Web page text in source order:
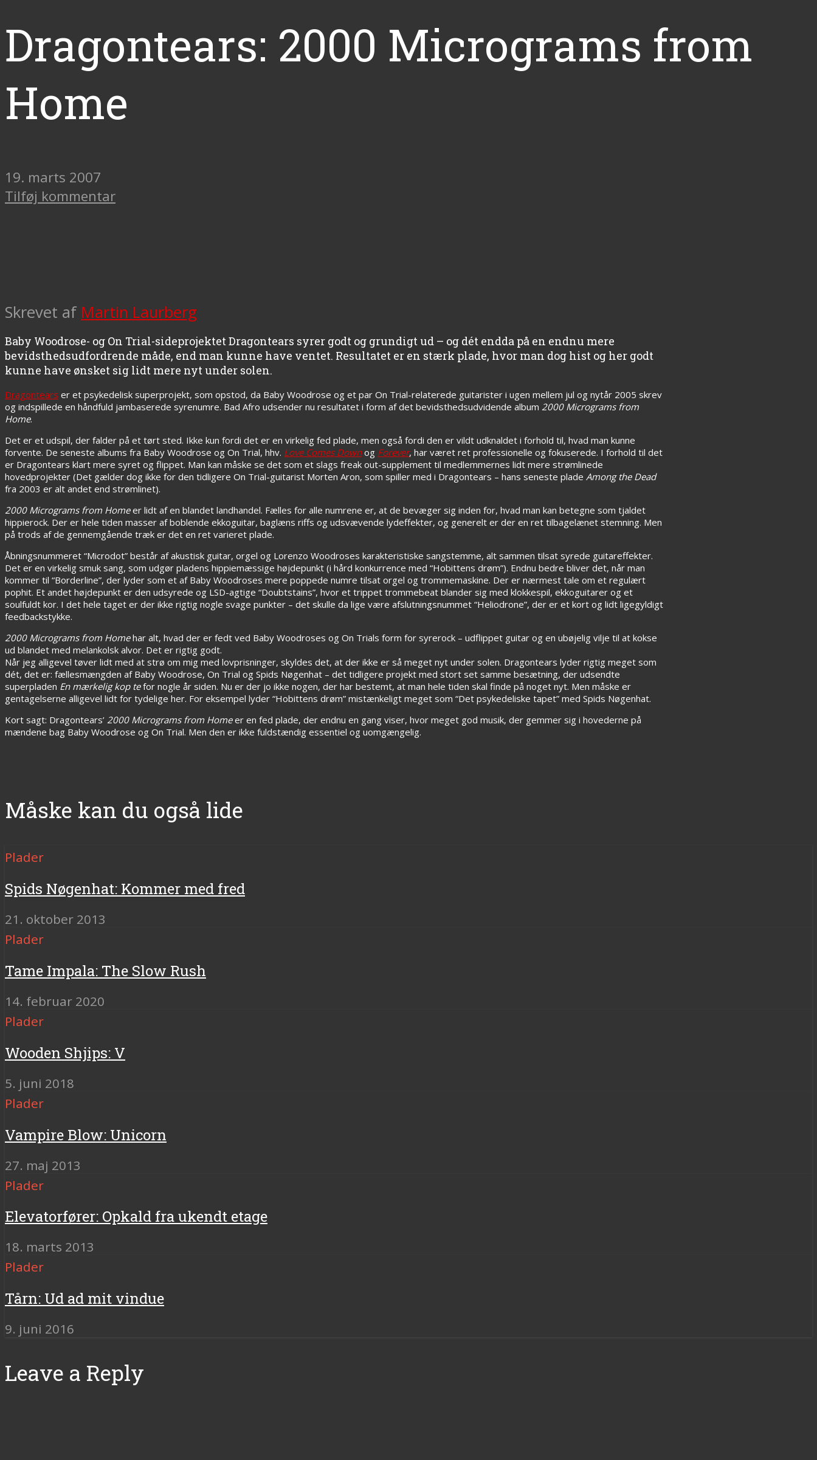
Dragontears: 2000 Micrograms from
Home
19. marts 2007
Tilføj kommentar
Skrevet af Martin Laurberg
Baby Woodrose- og On Trial-sideprojektet Dragontears syrer godt og grundigt ud – og dét endda på en endnu mere
bevidsthedsudfordrende måde, end man kunne have ventet. Resultatet er en stærk plade, hvor man dog hist og her godt
kunne have ønsket sig lidt mere nyt under solen.
Dragontears er et psykedelisk superprojekt, som opstod, da Baby Woodrose og et par On Trial-relaterede guitarister i ugen mellem jul og nytår 2005 skrev
og indspillede en håndfuld jambaserede syrenumre. Bad Afro udsender nu resultatet i form af det bevidsthedsudvidende album 2000 Micrograms from
Home.
Det er et udspil, der falder på et tørt sted. Ikke kun fordi det er en virkelig fed plade, men også fordi den er vildt udknaldet i forhold til, hvad man kunne
forvente. De seneste albums fra Baby Woodrose og On Trial, hhv. Love Comes Downog Forever, har været ret professionelle og fokuserede. I forhold til det
er Dragontears klart mere syret og flippet. Man kan måske se det som et slags freak out-supplement til medlemmernes lidt mere strømlinede
hovedprojekter (Det gælder dog ikke for den tidligere On Trial-guitarist Morten Aron, som spiller med i Dragontears – hans seneste plade Among the Dead
fra 2003 er alt andet end strømlinet).
2000 Micrograms from Homeer lidt af en blandet landhandel. Fælles for alle numrene er, at de bevæger sig inden for, hvad man kan betegne som tjaldet
hippierock. Der er hele tiden masser af boblende ekkoguitar, baglæns riffs og udsvævende lydeffekter, og generelt er der en ret tilbagelænet stemning. Men
på trods af de gennemgående træk er det en ret varieret plade.
Åbningsnummeret “Microdot” består af akustisk guitar, orgel og Lorenzo Woodroses karakteristiske sangstemme, alt sammen tilsat syrede guitareffekter.
Det er en virkelig smuk sang, som udgør pladens hippiemæssige højdepunkt (i hård konkurrence med “Hobittens drøm”). Endnu bedre bliver det, når man
kommer til “Borderline”, der lyder som et af Baby Woodroses mere poppede numre tilsat orgel og trommemaskine. Der er nærmest tale om et regulært
pophit. Et andet højdepunkt er den udsyrede og LSD-agtige “Doubtstains”, hvor et trippet trommebeat blander sig med klokkespil, ekkoguitarer og et
soulfuldt kor. I det hele taget er der ikke rigtig nogle svage punkter – det skulle da lige være afslutningsnummet “Heliodrone”, der er et kort og lidt ligegyldigt
feedbackstykke.
2000 Micrograms from Homehar alt, hvad der er fedt ved Baby Woodroses og On Trials form for syrerock – udflippet guitar og en ubøjelig vilje til at kokse
ud blandet med melankolsk alvor. Det er rigtig godt.
Når jeg alligevel tøver lidt med at strø om mig med lovprisninger, skyldes det, at der ikke er så meget nyt under solen. Dragontears lyder rigtig meget som
dét, det er: fællesmængden af Baby Woodrose, On Trial og Spids Nøgenhat – det tidligere projekt med stort set samme besætning, der udsendte
superpladen En mærkelig kop tefor nogle år siden. Nu er der jo ikke nogen, der har bestemt, at man hele tiden skal finde på noget nyt. Men måske er
gentagelserne alligevel lidt for tydelige her. For eksempel lyder “Hobittens drøm” mistænkeligt meget som “Det psykedeliske tapet” med Spids Nøgenhat.
Kort sagt: Dragontears’ 2000 Micrograms from Homeer en fed plade, der endnu en gang viser, hvor meget god musik, der gemmer sig i hovederne på
mændene bag Baby Woodrose og On Trial. Men den er ikke fuldstændig essentiel og uomgængelig.
Måske kan du også lide
Plader
Spids Nøgenhat: Kommer med fred
21. oktober 2013
Plader
Tame Impala: The Slow Rush
14. februar 2020
Plader
Wooden Shjips: V
5. juni 2018
Plader
Vampire Blow: Unicorn
27. maj 2013
Plader
Elevatorfører: Opkald fra ukendt etage
18. marts 2013
Plader
Tårn: Ud ad mit vindue
9. juni 2016
Leave a Reply